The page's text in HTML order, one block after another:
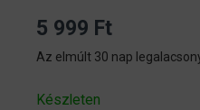
5 999 Ft
Az elmúlt 30 nap
Készleten